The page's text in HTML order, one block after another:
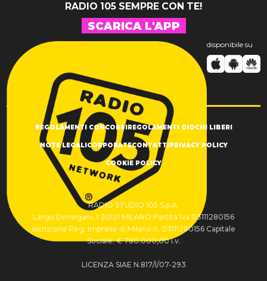
RADIO 105 SEMPRE CON TE!
SCARICA L'APP
disponibile su
REGOLAMENTI CONCORSIREGOLAMENTI GIOCHI LIBERI
NOTE LEGALICORPORATECONTATTIPRIVACY POLICY
COOKIE POLICY
RADIO STUDIO 105 S.p.A.
Largo Donegani, 1 20121 MILANO Partita Iva 03111280156
Iscrizione Reg. Imprese di Milano n. 03111280156 Capitale
Sociale: € 780.000,00 i.v.
LICENZA SIAE N.817/I/07-293